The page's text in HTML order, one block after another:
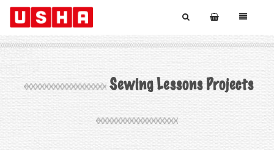
Sewing Lessons Projects